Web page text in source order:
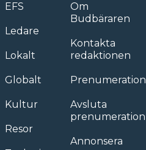
EFS
Ledare
Lokalt
Globalt
Kultur
Resor
Om
Budbäraren
Kontakta
redaktionen
Prenumeration
Avsluta
prenumeration
Annonsera